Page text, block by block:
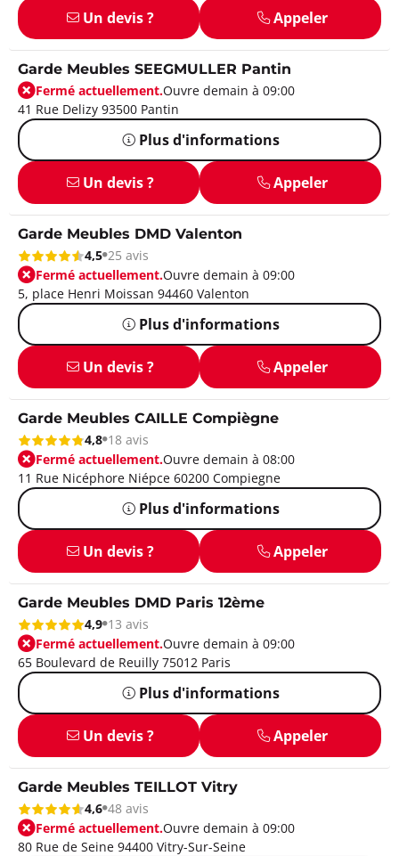
Un devis ? Appeler
Garde Meubles SEEGMULLER Pantin
Fermé actuellement.Ouvre demain à 09:00
41 Rue Delizy 93500 Pantin
Plus d'informations
Un devis ? Appeler
Garde Meubles DMD Valenton
4,5 25 avis
Fermé actuellement.Ouvre demain à 09:00
5, place Henri Moissan 94460 Valenton
Plus d'informations
Un devis ? Appeler
Garde Meubles CAILLE Compiègne
4,8 18 avis
Fermé actuellement.Ouvre demain à 08:00
11 Rue Nicéphore Niépce 60200 Compiegne
Plus d'informations
Un devis ? Appeler
Garde Meubles DMD Paris 12ème
4,9 13 avis
Fermé actuellement.Ouvre demain à 09:00
65 Boulevard de Reuilly 75012 Paris
Plus d'informations
Un devis ? Appeler
Garde Meubles TEILLOT Vitry
4,6 48 avis
Fermé actuellement.Ouvre demain à 09:00
80 Rue de Seine 94400 Vitry-Sur-Seine